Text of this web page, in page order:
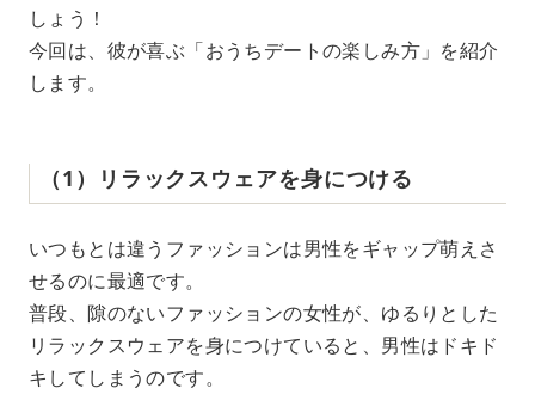
しょう！
今回は、彼が喜ぶ「おうちデートの楽しみ方」を紹介
します。
（1）リラックスウェアを身につける
いつもとは違うファッションは男性をギャップ萌えさ
せるのに最適です。
普段、隙のないファッションの女性が、ゆるりとした
リラックスウェアを身につけていると、男性はドキド
キしてしまうのです。